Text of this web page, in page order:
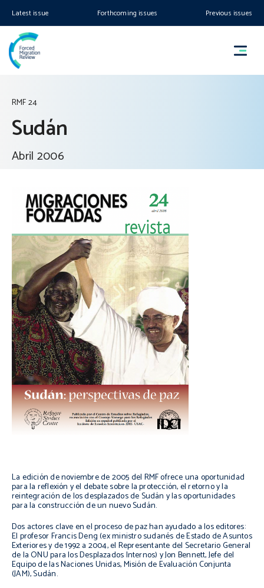
Latest issue Forthcoming issues Previous issues
RMF 24
Sudán
Abril 2006
La edición de noviembre de 2005 del RMF ofrece una oportunidad
para la reflexión y el debate sobre la protección, el retorno y la
reintegración de los desplazados de Sudán y las oportunidades
para la construcción de un nuevo Sudán.
Dos actores clave en el proceso de paz han ayudado a los editores:
El profesor Francis Deng (ex ministro sudanés de Estado de Asuntos
Exteriores y de 1992 a 2004, el Representante del Secretario General
de la ONU para los Desplazados Internos) y Jon Bennett, Jefe del
Equipo de las Naciones Unidas, Misión de Evaluación Conjunta
(JAM), Sudán.